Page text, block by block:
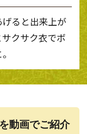
ると出来上が
クサク衣でボ
動画でご紹介